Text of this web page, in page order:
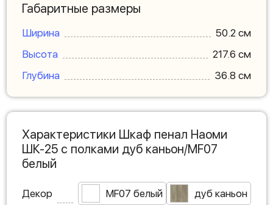
Габаритные размеры
Ширина
50.2 см
Высота
217.6 см
Глубина
36.8 см
Характеристики Шкаф пенал Наоми
ШК-25 с полками дуб каньон/MF07
белый
Декор MF07 белый дуб каньон